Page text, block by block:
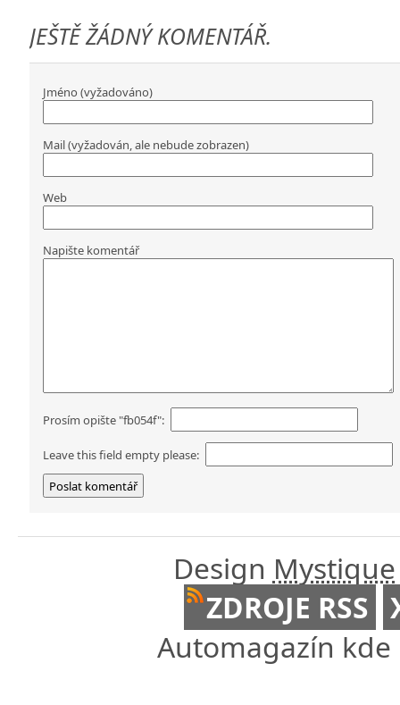
JEŠTĚ ŽÁDNÝ KOMENTÁŘ.
Jméno (vyžadováno)
Mail (vyžadován, ale nebude zobrazen)
Web
Napište komentář
Prosím opište "fb054f":
Leave this field empty please:
Design Mystique
ZDROJE RSS
Automagazín